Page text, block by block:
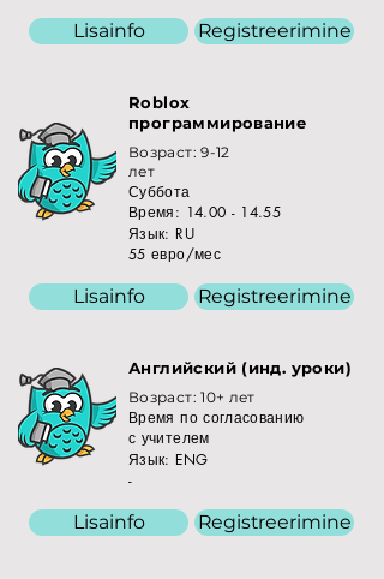
Lisainfo Registreerimine
Roblox
программирование
Возраст: 9-12
лет
Суббота
Время: 14.00 - 14.55
Язык: RU
55 евро/мес
Lisainfo Registreerimine
Английский (инд. уроки)
Возраст: 10+ лет
Время по согласованию
с учителем
Язык: ENG
-
Lisainfo Registreerimine